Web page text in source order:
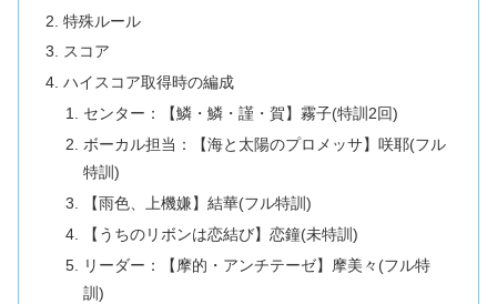
特殊ルール
スコア
ハイスコア取得時の編成
センター：【鱗・鱗・謹・賀】霧子(特訓2回)
ボーカル担当：【海と太陽のプロメッサ】咲耶(フル
特訓)
【雨色、上機嫌】結華(フル特訓)
【うちのリボンは恋結び】恋鐘(未特訓)
リーダー：【摩的・アンチテーゼ】摩美々(フル特
訓)